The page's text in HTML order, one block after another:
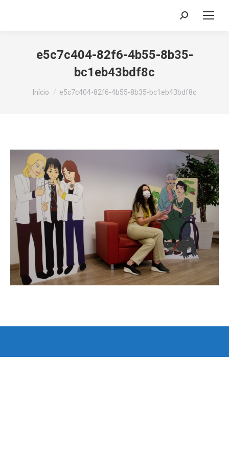
Search:
e5c7c404-82f6-4b55-8b35-
bc1eb43bdf8c
Você está aqui:
Início e5c7c404-82f6-4b55-8b35-bc1eb43bdf8c